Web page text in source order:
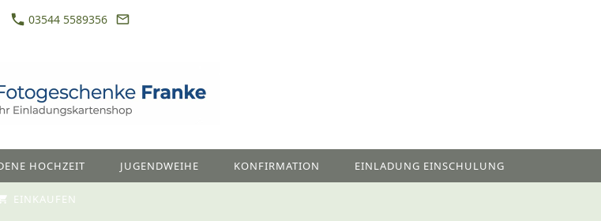
03544 5589356
HOCHZEIT JUGENDWEIHE KONFIRMATION EINLADUNG EINSCHULUNG
EINKAUFEN